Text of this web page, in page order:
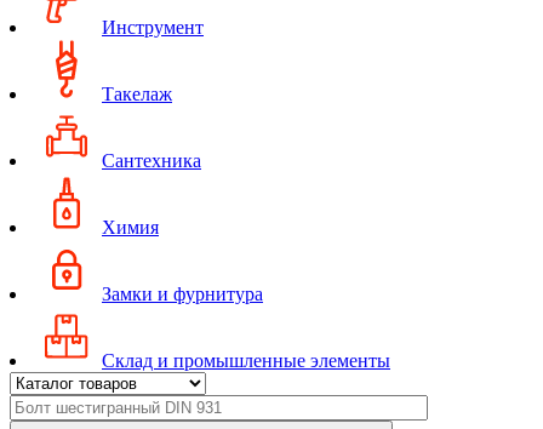
Инструмент
Такелаж
Сантехника
Химия
Замки и фурнитура
Склад и промышленные элементы